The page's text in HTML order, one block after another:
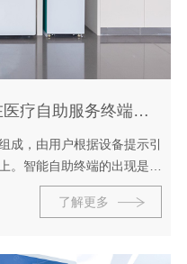
佳维视二代嵌入式一体机在医疗自助服务终端的应用
成，由用户根据设备提示引
。智能自助终端的出现是社
方面，它大大方便了人们的
了解更多